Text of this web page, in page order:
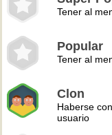
Tener al
Popular
Tener al
Clon
Haberse
usuario